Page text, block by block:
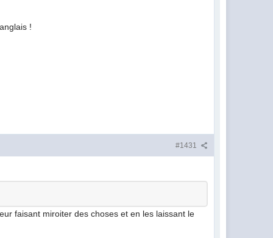
!
#1431
faisant miroiter des choses et en les laissant le